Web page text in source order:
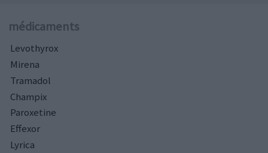
médicaments
Levothyrox
Mirena
Tramadol
Champix
Paroxetine
Effexor
Lyrica